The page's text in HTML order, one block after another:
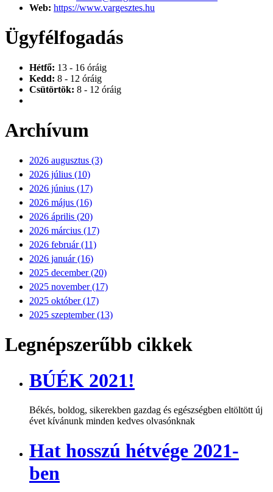
Web: https://www.vargesztes.hu
Ügyfélfogadás
Hétfő: 13 - 16 óráig
Kedd: 8 - 12 óráig
Csütörtök: 8 - 12 óráig
Archívum
2026 augusztus (3)
2026 július (10)
2026 június (17)
2026 május (16)
2026 április (20)
2026 március (17)
2026 február (11)
2026 január (16)
2025 december (20)
2025 november (17)
2025 október (17)
2025 szeptember (13)
Legnépszerűbb cikkek
BÚÉK 2021!
Békés, boldog, sikerekben gazdag és egészségben eltöltött új
évet kívánunk minden kedves olvasónknak
Hat hosszú hétvége 2021-
ben